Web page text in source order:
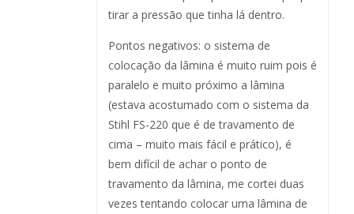
tirar a pressão que tinha lá dentro.
Pontos negativos: o sistema de
colocação da lâmina é muito ruim pois é
paralelo e muito próximo a lâmina
(estava acostumado com o sistema da
Stihl FS-220 que é de travamento de
cima – muito mais fácil e prático), é
bem difícil de achar o ponto de
travamento da lâmina, me cortei duas
vezes tentando colocar uma lâmina de